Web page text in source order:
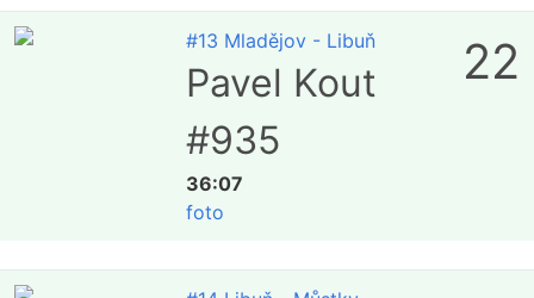
#13 Mladějov - Libuň
Pavel Kout
#935
36:07
foto
22